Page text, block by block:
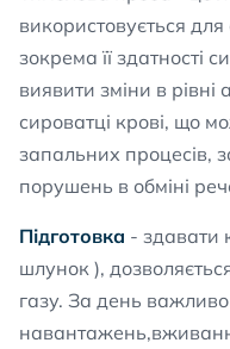
використовується для
зокрема її здатності
виявити зміни в рівні
сироватці крові, що
запальних процесів,
порушень в обміні
Підготовка - здавати
шлунок ),
газу. За день